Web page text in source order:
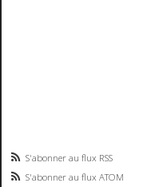
S'abonner au flux RSS
S'abonner au flux ATOM